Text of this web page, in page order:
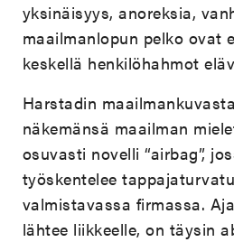
yksinäisyys, anoreksia,
maailmanlopun pelko ovat
keskellä henkilöhahmot
Harstadin
näkemänsä maailman
osuvasti novelli “airbag”,
työskentelee
valmistavassa firmassa.
lähtee liikkeelle, on täysin